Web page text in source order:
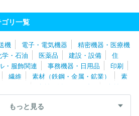
株式会社ＪＲ西日本レールテック
シー
ウス工業株式会社
式会社
栃木セキスイハイム株式会社
株式会社ＮＴＴファシリティーズ
大成
ンテック株式会社
株式会社フレッシュ
式会社 国土防災技術株式会社
三井ホ
ス株式会社
リ一覧
機 電子・電気機器
精密機器・医療機
学・石油 医薬品 建設・設備
住
・服飾関連 事務機器・日用品
印刷
繊維 素材（鉄鋼・金属・鉱業）
素
クス）
素材（紙・パルプ）
素材
たばこ・飼料 その他
もっと見る